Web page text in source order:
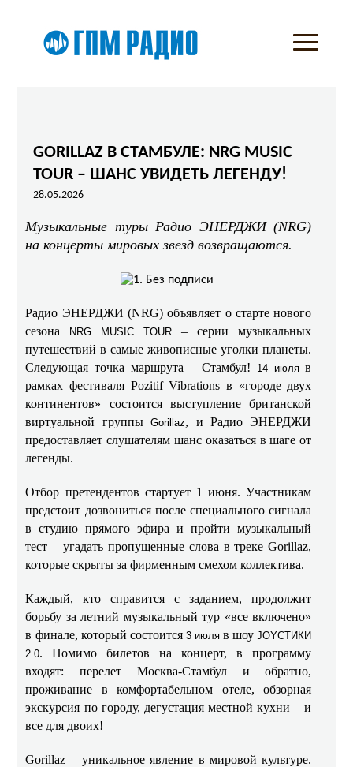
GORILLAZ В СТАМБУЛЕ: NRG MUSIC
TOUR – ШАНС УВИДЕТЬ ЛЕГЕНДУ!
28.05.2026
Музыкальные туры Радио ЭНЕРДЖИ (NRG)
на концерты мировых звезд возвращаются.
Радио ЭНЕРДЖИ (NRG) объявляет о старте нового
сезона
NRG MUSIC TOUR – серии музыкальных
путешествий в самые живописные уголки планеты.
Следующая точка маршрута – Стамбул!
14 июляв
рамках фестиваля Pozitif Vibrations в «городе двух
континентов» состоится выступление британской
виртуальной группыGorillaz, и Радио ЭНЕРДЖИ
предоставляет слушателям шанс оказаться в шаге от
легенды.
Отбор претендентов стартует 1 июня. Участникам
предстоит дозвониться после специального сигнала
в студию прямого эфира и пройти музыкальный
тест – угадать пропущенные слова в треке Gorillaz,
которые скрыты за фирменным смехом коллектива.
Каждый, кто справится с заданием, продолжит
борьбу за летний музыкальный тур «все включено»
в финале, который состоится 3 июляв шоуJOYСТИКИ
2.0. Помимо билетов на концерт, в программу
входят: перелет Москва-Стамбул и обратно,
проживание в комфортабельном отеле, обзорная
экскурсия по городу, дегустация местной кухни – и
все для двоих!
Gorillaz – уникальное явление в мировой культуре.